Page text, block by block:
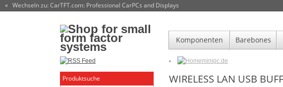
« Wechseln zu: CarTFT.com: Professional CarPCs and Displays
Komponenten Barebones
minipc.de
Produktsuche WIRELESS LAN USB